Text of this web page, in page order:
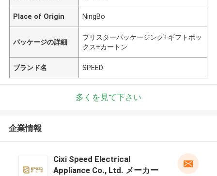
Place of Origin NingBo
パッケージの詳細
ブリスターパッケージング+ギフトボッ
クス+カートン
ブランド名 SPEED
多くを見て下さい
企業情報
Cixi Speed Electrical
Appliance Co., Ltd. メーカー